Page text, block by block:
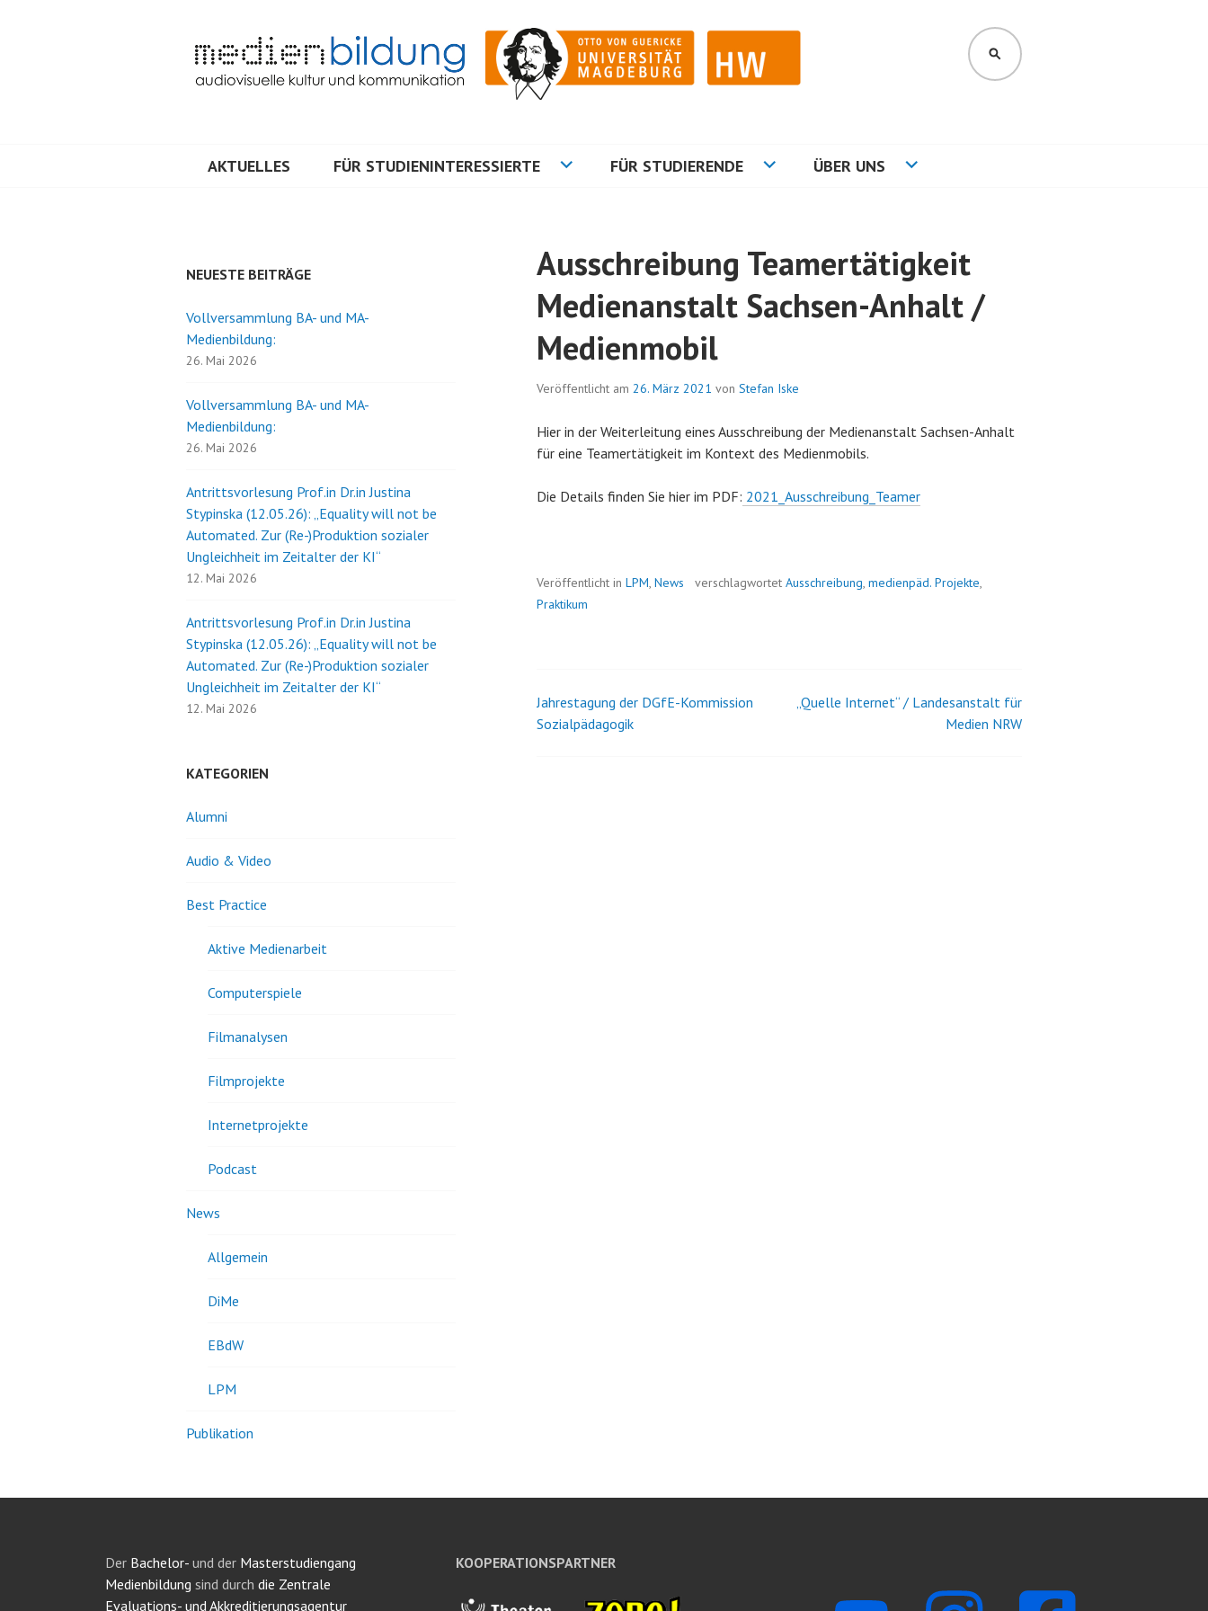
MEDIENBILDUNG
SUCHEN
AKTUELLES FÜR STUDIENINTERESSIERTE FÜR STUDIERENDE ÜBER UNS
Ausschreibung Teamertätigkeit
Medienanstalt Sachsen-Anhalt /
Medienmobil
Veröffentlicht am 26. März 2021 von Stefan Iske
Hier in der Weiterleitung eines Ausschreibung der Medienanstalt Sachsen-Anhalt
für eine Teamertätigkeit im Kontext des Medienmobils.
Die Details finden Sie hier im PDF: 2021_Ausschreibung_Teamer
Veröffentlicht in LPM, News verschlagwortet Ausschreibung, medienpäd. Projekte,
Praktikum
Beitrags-
Jahrestagung der DGfE-Kommission
Sozialpädagogik
„Quelle Internet“ / Landesanstalt für
Medien NRW
NEUESTE BEITRÄGE
Vollversammlung BA- und MA-
Medienbildung:
26. Mai 2026
Vollversammlung BA- und MA-
Medienbildung:
26. Mai 2026
Antrittsvorlesung Prof.in Dr.in Justina
Stypinska (12.05.26): „Equality will not be
Automated. Zur (Re-)Produktion sozialer
Ungleichheit im Zeitalter der KI“
12. Mai 2026
Antrittsvorlesung Prof.in Dr.in Justina
Stypinska (12.05.26): „Equality will not be
Automated. Zur (Re-)Produktion sozialer
Ungleichheit im Zeitalter der KI“
12. Mai 2026
KATEGORIEN
Alumni
Audio & Video
Best Practice
Aktive Medienarbeit
Computerspiele
Filmanalysen
Filmprojekte
Internetprojekte
Podcast
News
Allgemein
DiMe
EBdW
LPM
Publikation
Der Bachelor- und der Masterstudiengang
Medienbildung sind durch die Zentrale
Evaluations- und Akkreditierungsagentur
KOOPERATIONSPARTNER